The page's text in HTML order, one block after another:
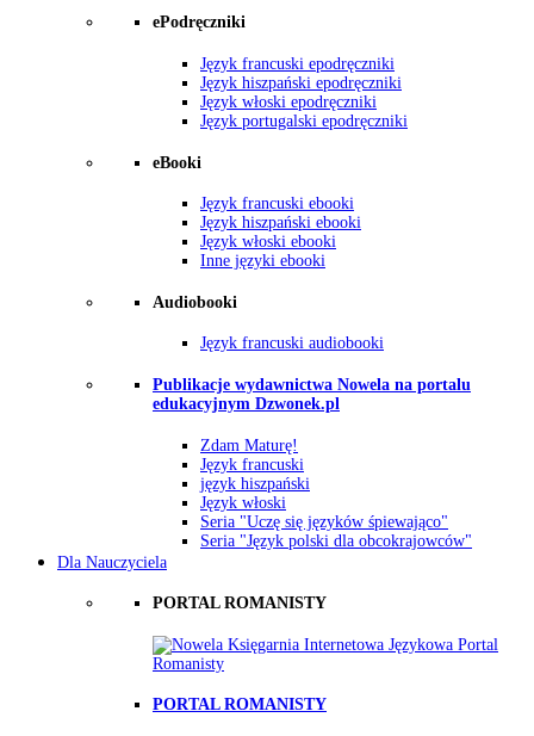
ePodręczniki
Język francuski epodręczniki
Język hiszpański epodręczniki
Język włoski epodręczniki
Język portugalski epodręczniki
eBooki
Język francuski ebooki
Język hiszpański ebooki
Język włoski ebooki
Inne języki ebooki
Audiobooki
Język francuski audiobooki
Publikacje wydawnictwa Nowela na portalu
edukacyjnym Dzwonek.pl
Zdam Maturę!
Język francuski
język hiszpański
Język włoski
Seria "Uczę się języków śpiewająco"
Seria "Język polski dla obcokrajowców"
Dla Nauczyciela
PORTAL ROMANISTY
PORTAL ROMANISTY